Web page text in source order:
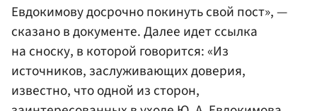
Евдокимову досрочно покинуть свой пост», —
сказано в документе. Далее идет ссылка
на сноску, в которой говорится: «Из
источников, заслуживающих доверия,
известно, что одной из сторон,